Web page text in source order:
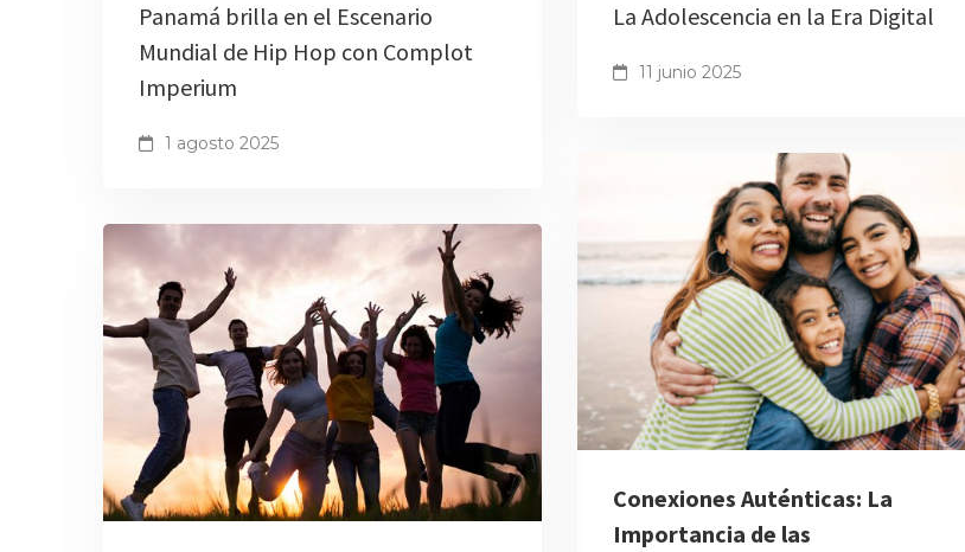
Panamá brilla en el Escenario
Mundial de Hip Hop con Complot
Imperium
1 agosto 2025
La Adolescencia en la Era Digital
11 junio 2025
Conexiones Auténticas: La
Importancia de las